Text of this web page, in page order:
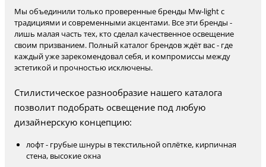
Мы объединили только проверенные бренды Mw-light с
традициями и современными акцентами. Все эти бренды -
лишь малая часть тех, кто сделал качественное освещение
своим призванием. Полный каталог брендов ждёт вас - где
каждый уже зарекомендовал себя, и компромиссы между
эстетикой и прочностью исключены.
Стилистическое разнообразие нашего каталога
позволит подобрать освещение под любую
дизайнерскую концепцию:
лофт - грубые шнуры в текстильной оплётке, кирпичная
стена, высокие окна